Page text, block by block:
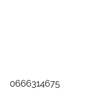
0666314675